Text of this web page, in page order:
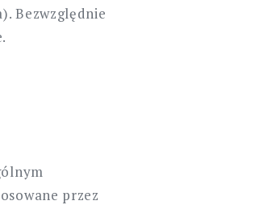
Bezwzględnie
przez